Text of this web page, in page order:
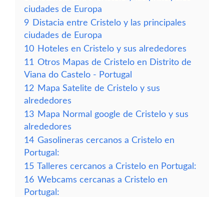
ciudades de Europa
9 Distacia entre Cristelo y las principales
ciudades de Europa
10 Hoteles en Cristelo y sus alrededores
11 Otros Mapas de Cristelo en Distrito de
Viana do Castelo - Portugal
12 Mapa Satelite de Cristelo y sus
alrededores
13 Mapa Normal google de Cristelo y sus
alrededores
14 Gasolineras cercanos a Cristelo en
Portugal:
15 Talleres cercanos a Cristelo en Portugal:
16 Webcams cercanas a Cristelo en
Portugal: